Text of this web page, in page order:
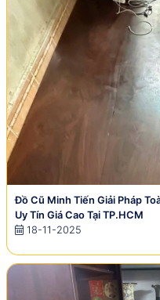
Đồ Cũ Minh Tiến Giải Pháp
Uy Tín Giá Cao Tại TP.HCM
18-11-2025